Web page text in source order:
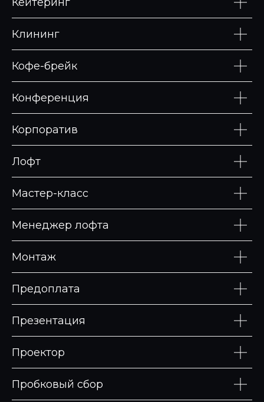
Клининг
Кофе-брейк
Конференция
Корпоратив
Лофт
Мастер-класс
Менеджер лофта
Монтаж
Предоплата
Презентация
Проектор
Пробковый сбор
КВИЗЫ, ИГРЫ И ГОТОВЫЕ
СЦЕНАРИИ ДЛЯ ВАШЕГО
подробнее
ЗАКУСКИ И ФУРШЕТНЫЕ
СОБЫТИЮ